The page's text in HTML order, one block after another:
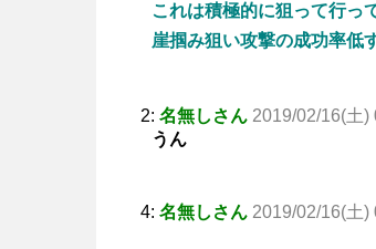
これは積極的に狙って行っ
崖掴み狙い攻撃の成功率低
2: 名無しさん 2019/02/16(土)
うん
4: 名無しさん 2019/02/16(土)